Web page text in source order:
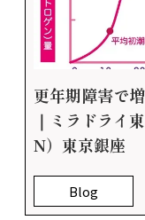
Blog
更年期障害で
｜ミラドライ
N）東京銀座